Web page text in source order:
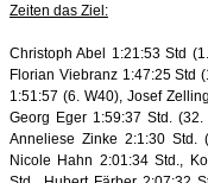
Zeiten das Ziel:
Christoph Abel 1:21:53 Std
Florian Viebranz 1:47:25 Std
1:51:57 (6. W40), Josef
Georg Eger 1:59:37 Std.
Anneliese Zinke 2:1:30 Std.
Nicole Hahn 2:01:34 Std.,